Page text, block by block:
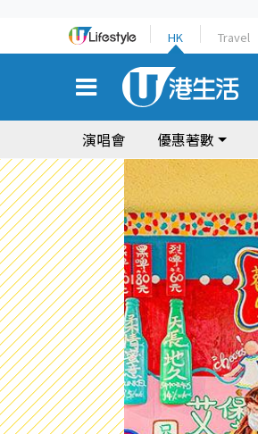
HK Travel
演唱會 優惠著數